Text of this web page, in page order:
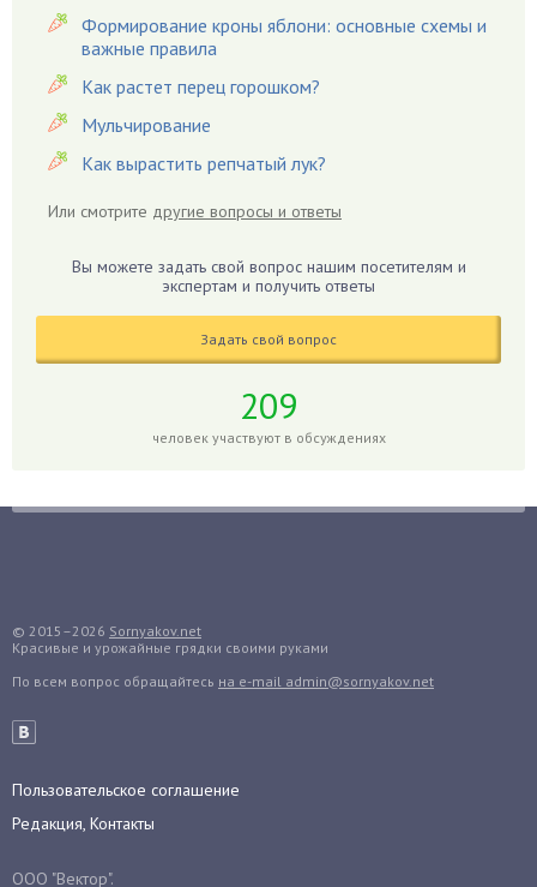
Вредители
Гардения
Гацания
Гвоздики
Георгины
Гиацинт
Гладиолусы
Гранат
Грядки
Гуава
Декабрист
Дельфиниум
Формирование кроны яблони: основные схемы и
важные правила
Как растет перец горошком?
Мульчирование
Как вырастить репчатый лук?
Или смотрите другие вопросы и ответы
Вы можете задать свой вопрос нашим посетителям и
экспертам и получить ответы
Задать свой вопрос
209
человек участвуют в обсуждениях
© 2015–2026 Sornyakov.net
Красивые и урожайные грядки своими руками
По всем вопрос обращайтесь на e-mail admin@sornyakov.net
Пользовательское соглашение
Редакция, Контакты
ООО "Вектор".